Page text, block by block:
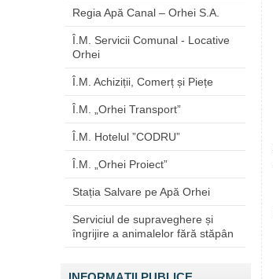
Regia Apă Canal – Orhei S.A.
Î.M. Servicii Comunal - Locative
Orhei
Î.M. Achiziții, Comerț și Piețe
Î.M. „Orhei Transport”
Î.M. Hotelul ”CODRU”
Î.M. „Orhei Proiect”
Stația Salvare pe Apă Orhei
Serviciul de supraveghere și
îngrijire a animalelor fără stăpân